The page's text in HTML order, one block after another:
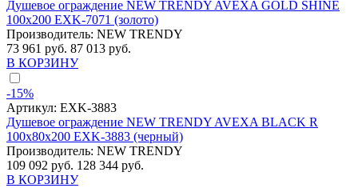
Душевое ограждение NEW TRENDY AVEXA GOLD SHINE
100x200 EXK-7071 (золото)
Производитель: NEW TRENDY
73 961 руб. 87 013 руб.
В КОРЗИНУ
-15%
Артикул: EXK-3883
Душевое ограждение NEW TRENDY AVEXA BLACK R
100x80x200 EXK-3883 (черный)
Производитель: NEW TRENDY
109 092 руб. 128 344 руб.
В КОРЗИНУ